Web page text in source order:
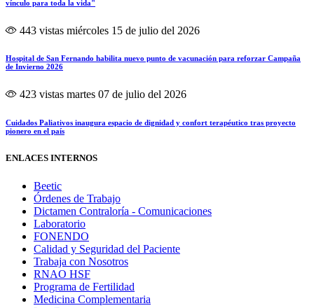
vínculo para toda la vida"
443 vistas miércoles 15 de julio del 2026
Hospital de San Fernando habilita nuevo punto de vacunación para reforzar Campaña
de Invierno 2026
423 vistas martes 07 de julio del 2026
Cuidados Paliativos inaugura espacio de dignidad y confort terapéutico tras proyecto
pionero en el país
ENLACES INTERNOS
Beetic
Órdenes de Trabajo
Dictamen Contraloría - Comunicaciones
Laboratorio
FONENDO
Calidad y Seguridad del Paciente
Trabaja con Nosotros
RNAO HSF
Programa de Fertilidad
Medicina Complementaria